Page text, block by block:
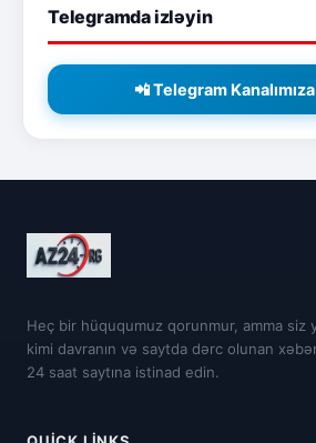
Telegramda izləyin
📲 Telegram
Heç bir hüququmuz qorunmur, amma siz
kimi davranın və saytda dərc olunan
24 saat saytına istinad edin.